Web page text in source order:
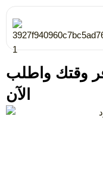
content
وقتك واطلب
الآن